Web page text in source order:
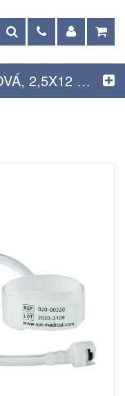
MANŽETA PRSTOVÁ/PALCOVÁ, 2,5X12 CM